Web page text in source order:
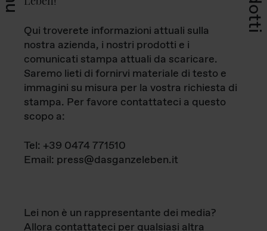
Qui troverete informazioni attuali sulla
nostra azienda, i nostri prodotti e i
comunicati stampa attuali da scaricare.
Saremo lieti di fornirvi materiale di testo e
immagini su misura per la vostra richiesta di
stampa. Per favore contattateci a questo
scopo a:
Tel: +39 0474 771510
Email: press@dasganzeleben.it
Lei non è un rappresentante dei media?
Allora contattateci per qualsiasi altra